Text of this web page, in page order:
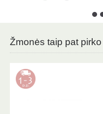
Žmonės taip pat pirko